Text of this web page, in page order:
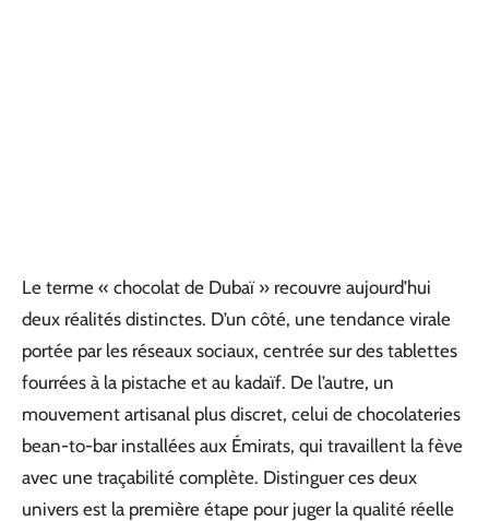
Le terme « chocolat de Dubaï » recouvre aujourd’hui
deux réalités distinctes. D’un côté, une tendance virale
portée par les réseaux sociaux, centrée sur des tablettes
fourrées à la pistache et au kadaïf. De l’autre, un
mouvement artisanal plus discret, celui de chocolateries
bean-to-bar installées aux Émirats, qui travaillent la fève
avec une traçabilité complète. Distinguer ces deux
univers est la première étape pour juger la qualité réelle